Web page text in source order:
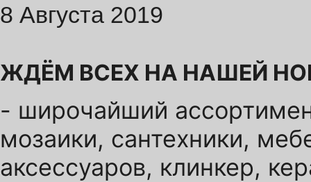
8 Августа 2019
ЖДЁМ ВСЕХ НА НАШЕЙ
- широчайший
мозаики, сантехники,
аксессуаров, клинкер,